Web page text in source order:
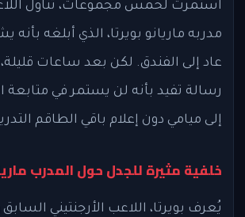
استمرت لخمس مجموعات، تناول
مدربه ماريانو بويرتا، الذي أبلغه
عاد إلى الفندق. لكن بعد ساعات قليلة،
رسالة تفيد بأنه لن يستمر في متابعة
إلى ميامي دون إعلام باقي الطاقم
خلفية مثيرة للجدل حول المدرب
يُعرف بويرتا، اللاعب الأرجنتيني